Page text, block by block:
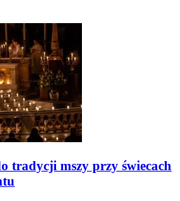
tradycji mszy przy świecach